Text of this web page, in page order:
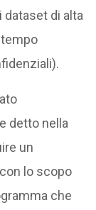
dataset di alta
detto nella
un
lo scopo
che